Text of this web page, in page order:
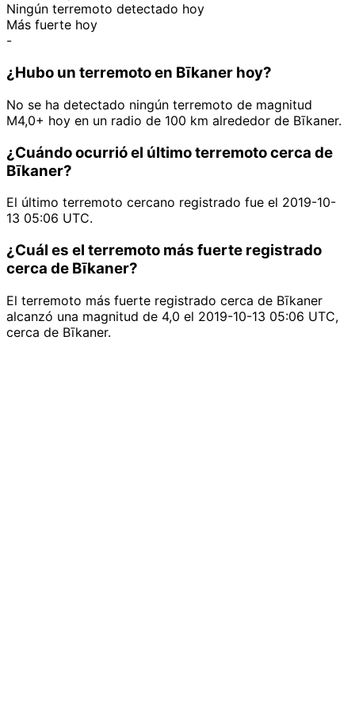
Ningún terremoto detectado hoy
Más fuerte hoy
-
¿Hubo un terremoto en Bīkaner hoy?
No se ha detectado ningún terremoto de magnitud
M4,0+ hoy en un radio de 100 km alrededor de Bīkaner.
¿Cuándo ocurrió el último terremoto cerca de
Bīkaner?
El último terremoto cercano registrado fue el 2019-10-
13 05:06 UTC.
¿Cuál es el terremoto más fuerte registrado
cerca de Bīkaner?
El terremoto más fuerte registrado cerca de Bīkaner
alcanzó una magnitud de 4,0 el 2019-10-13 05:06 UTC,
cerca de Bīkaner.